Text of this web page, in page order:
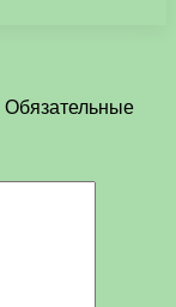
Обязательные